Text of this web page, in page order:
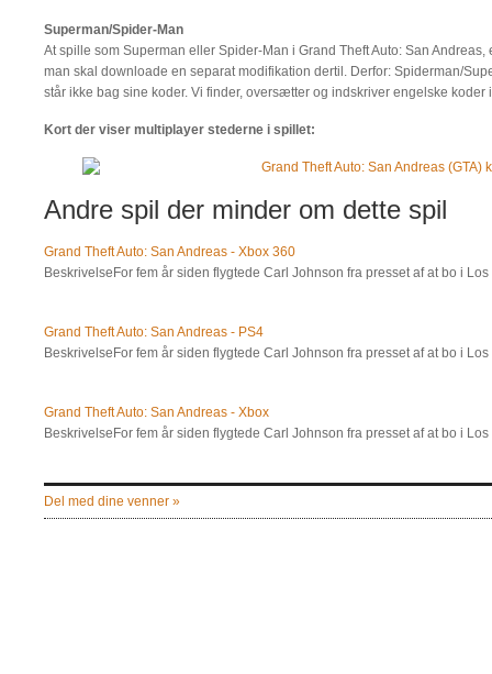
Superman/Spider-Man
At spille som Superman eller Spider-Man i Grand Theft Auto: San
man skal downloade en separat modifikation dertil. Derfor: Spiderman/
står ikke bag sine koder. Vi finder, oversætter og indskriver engelske koder
Kort der viser multiplayer stederne i spillet:
Andre spil der minder om dette spil
Grand Theft Auto: San Andreas - Xbox 360
BeskrivelseFor fem år siden flygtede Carl Johnson fra presset af at bo i
Grand Theft Auto: San Andreas - PS4
BeskrivelseFor fem år siden flygtede Carl Johnson fra presset af at bo i
Grand Theft Auto: San Andreas - Xbox
BeskrivelseFor fem år siden flygtede Carl Johnson fra presset af at bo i
Del med dine venner »